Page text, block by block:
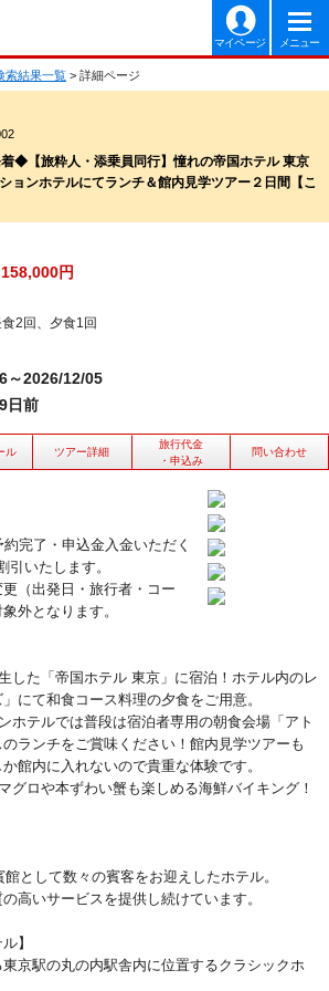
マイページ メニュー
索結果一覧 > 詳細ページ
◆【旅粋人・添乗員同行】憧れの帝国ホテル 東京
ョンホテルにてランチ＆館内見学ツアー２日間【こ
円
2回、夕食1回
～2026/12/05
日前
ル ツアー詳細
旅行代金
・申込み
問い合わせ
完了・申込金入金いただく
引いたします。
（出発日・旅行者・コー
外となります。
した「帝国ホテル 東京」に宿泊！ホテル内のレ
にて和食コース料理の夕食をご用意。
ホテルでは普段は宿泊者専用の朝食会場「アト
ランチをご賞味ください！館内見学ツアーも
館内に入れないので貴重な体験です。
グロや本ずわい蟹も楽しめる海鮮バイキング！
として数々の賓客をお迎えしたホテル。
高いサービスを提供し続けています。
】
京駅の丸の内駅舎内に位置するクラシックホ